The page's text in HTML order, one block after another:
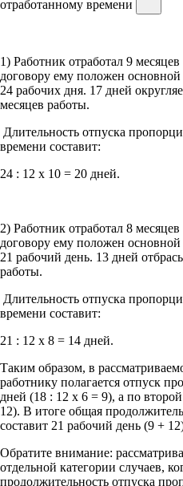
отработанному времени
1) Работник отработал 9
договору ему положен
24 рабочих дня. 17 дней
месяцев работы.
Длительность отпуска
времени составит:
24 : 12 х 10 = 20 дней.
2) Работник отработал 8
договору ему положен
21 рабочий день. 13 дней
работы.
Длительность отпуска
времени составит:
21 : 12 х 8 = 14 дней.
Таким образом, в
работнику полагается отпуск
дней (18 : 12 х 6 = 9), а по
12). В итоге общая
составит 21 рабочий день (9 +
Обратите внимание:
отдельной категории случаев,
продолжительность отпуска